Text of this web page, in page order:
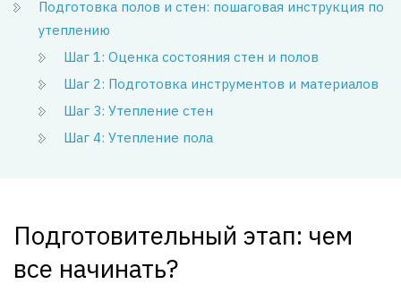
Подготовка полов и стен: пошаговая инструкция по
утеплению
Шаг 1: Оценка состояния стен и полов
Шаг 2: Подготовка инструментов и материалов
Шаг 3: Утепление стен
Шаг 4: Утепление пола
Подготовительный этап: чем
все начинать?